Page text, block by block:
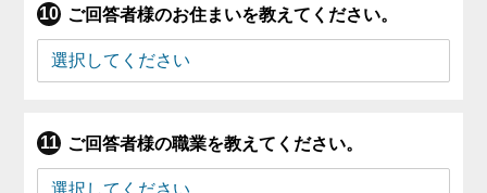
ご回答者様のお住まいを教えてください。
ご回答者様の職業を教えてください。